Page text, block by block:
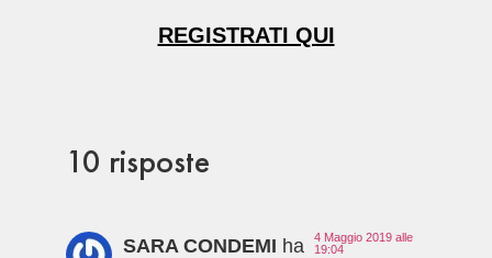
REGISTRATI QUI
10 risposte
SARA CONDEMI ha
4 Maggio 2019 alle
19:04